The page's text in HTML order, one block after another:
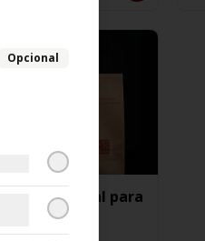
Menu especial para
5 personas
Opcional